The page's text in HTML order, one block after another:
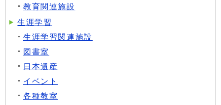
教育関連施設
生涯学習
生涯学習関連施設
図書室
日本遺産
イベント
各種教室